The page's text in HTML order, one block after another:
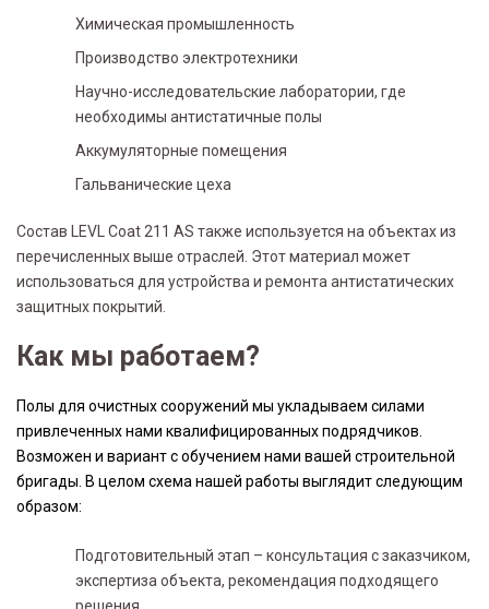
Химическая промышленность
Производство электротехники
Научно-исследовательские лаборатории, где
необходимы антистатичные полы
Аккумуляторные помещения
Гальванические цеха
Состав LEVL Coat 211 AS также используется на объектах из
перечисленных выше отраслей. Этот материал может
использоваться для устройства и ремонта антистатических
защитных покрытий.
Как мы работаем?
Полы для очистных сооружений мы укладываем силами
привлеченных нами квалифицированных подрядчиков.
Возможен и вариант с обучением нами вашей строительной
бригады. В целом схема нашей работы выглядит следующим
образом:
Подготовительный этап – консультация с заказчиком,
экспертиза объекта, рекомендация подходящего